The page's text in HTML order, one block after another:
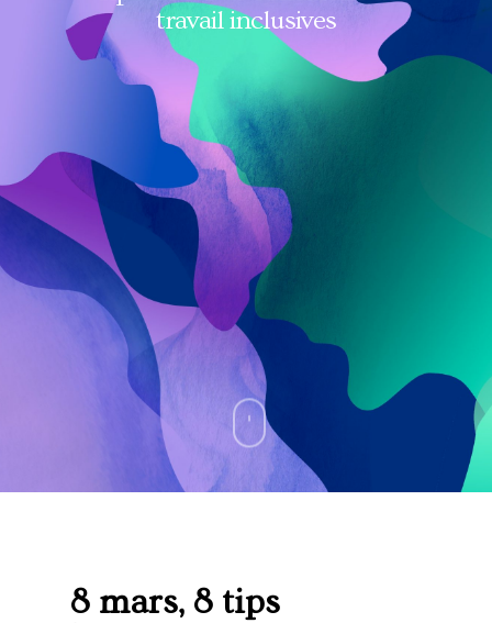
travail inclusives
8 mars, 8 tips